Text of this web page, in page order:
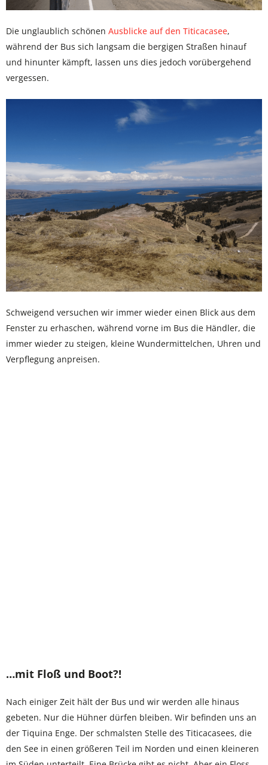
Die unglaublich schönen Ausblicke auf den Titicacasee,
während der Bus sich langsam die bergigen Straßen hinauf
und hinunter kämpft, lassen uns dies jedoch vorübergehend
vergessen.
Schweigend versuchen wir immer wieder einen Blick aus dem
Fenster zu erhaschen, während vorne im Bus die Händler, die
immer wieder zu steigen, kleine Wundermittelchen, Uhren und
Verpflegung anpreisen.
…mit Floß und Boot?!
Nach einiger Zeit hält der Bus und wir werden alle hinaus
gebeten. Nur die Hühner dürfen bleiben. Wir befinden uns an
der Tiquina Enge. Der schmalsten Stelle des Titicacasees, die
den See in einen größeren Teil im Norden und einen kleineren